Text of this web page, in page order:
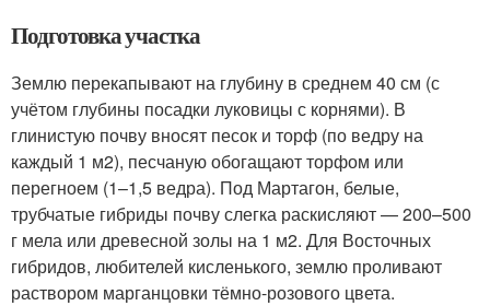
Подготовка участка
Землю перекапывают на глубину в среднем 40 см (с
учётом глубины посадки луковицы с корнями). В
глинистую почву вносят песок и торф (по ведру на
каждый 1 м2), песчаную обогащают торфом или
перегноем (1–1,5 ведра). Под Мартагон, белые,
трубчатые гибриды почву слегка раскисляют — 200–500
г мела или древесной золы на 1 м2. Для Восточных
гибридов, любителей кисленького, землю проливают
раствором марганцовки тёмно-розового цвета.